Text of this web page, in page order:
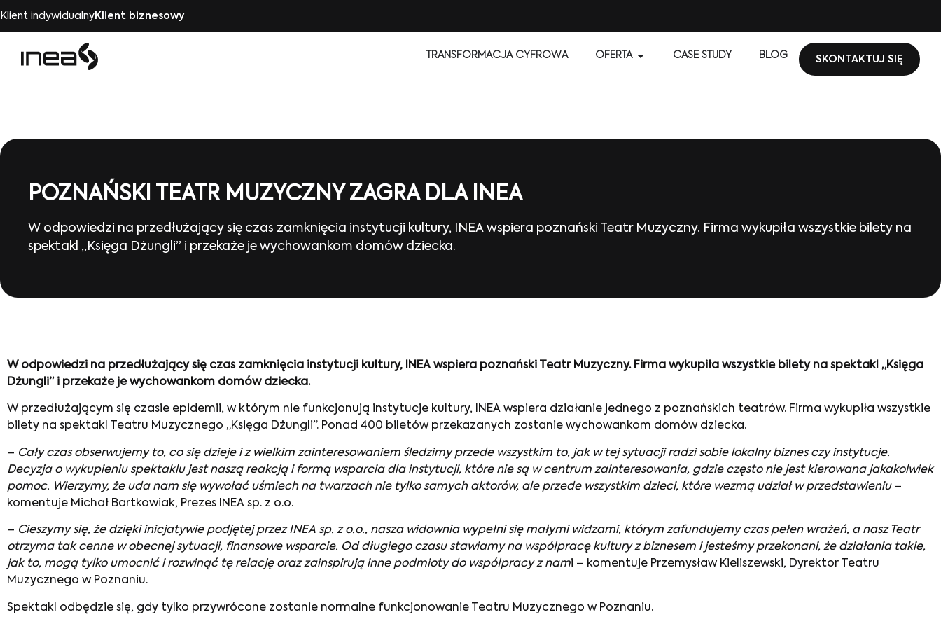
Klient indywidualnyKlient biznesowy
TRANSFORMACJA CYFROWA OFERTA CASE STUDY BLOG SKONTAKTUJ SIĘ
POZNAŃSKI TEATR MUZYCZNY ZAGRA DLA INEA
W odpowiedzi na przedłużający się czas zamknięcia instytucji kultury, INEA wspiera poznański Teatr Muzyczny. Firma wykupiła wszystkie bilety na
spektakl „Księga Dżungli” i przekaże je wychowankom domów dziecka.
W odpowiedzi na przedłużający się czas zamknięcia instytucji kultury, INEA wspiera poznański Teatr Muzyczny. Firma wykupiła wszystkie bilety na spektakl „Księga
Dżungli” i przekaże je wychowankom domów dziecka.
W przedłużającym się czasie epidemii, w którym nie funkcjonują instytucje kultury, INEA wspiera działanie jednego z poznańskich teatrów. Firma wykupiła wszystkie
bilety na spektakl Teatru Muzycznego „Księga Dżungli”. Ponad 400 biletów przekazanych zostanie wychowankom domów dziecka.
– Cały czas obserwujemy to, co się dzieje i z wielkim zainteresowaniem śledzimy przede wszystkim to, jak w tej sytuacji radzi sobie lokalny biznes czy instytucje.
Decyzja o wykupieniu spektaklu jest naszą reakcją i formą wsparcia dla instytucji, które nie są w centrum zainteresowania, gdzie często nie jest kierowana jakakolwiek
pomoc. Wierzymy, że uda nam się wywołać uśmiech na twarzach nie tylko samych aktorów, ale przede wszystkim dzieci, które wezmą udział w przedstawieniu–
komentuje Michał Bartkowiak, Prezes INEA sp. z o.o.
– Cieszymy się, że dzięki inicjatywie podjętej przez INEA sp. z o.o., nasza widownia wypełni się małymi widzami, którym zafundujemy czas pełen wrażeń, a nasz Teatr
otrzyma tak cenne w obecnej sytuacji, finansowe wsparcie. Od długiego czasu stawiamy na współpracę kultury z biznesem i jesteśmy przekonani, że działania takie,
jak to, mogą tylko umocnić i rozwinąć tę relację oraz zainspirują inne podmioty do współpracy z nami – komentuje Przemysław Kieliszewski, Dyrektor Teatru
Muzycznego w Poznaniu.
Spektakl odbędzie się, gdy tylko przywrócone zostanie normalne funkcjonowanie Teatru Muzycznego w Poznaniu.